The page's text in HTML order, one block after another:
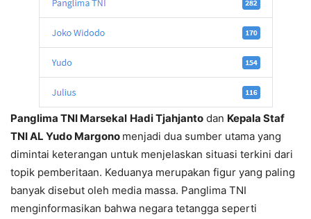
Panglima TNI Marsekal Hadi Tjahjanto dan Kepala Staf
TNI AL Yudo Margono menjadi dua sumber utama yang
dimintai keterangan untuk menjelaskan situasi terkini dari
topik pemberitaan. Keduanya merupakan figur yang paling
banyak disebut oleh media massa. Panglima TNI
menginformasikan bahwa negara tetangga seperti